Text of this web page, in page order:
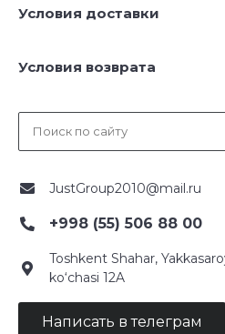
Условия доставки
Условия возврата
JustGroup2010@mail.ru
+998 (55) 506 88 00
Toshkent Shahar,
ko‘chasi 12A
Написать в телеграм